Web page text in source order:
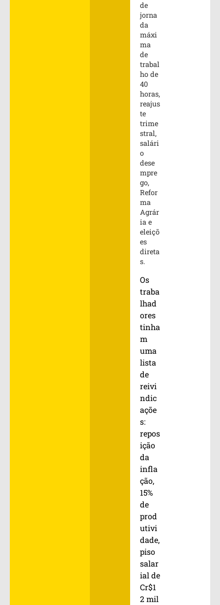
de
jorna
da
máxi
ma
de
trabal
ho de
40
horas,
reajus
te
trime
stral,
salári
o
dese
mpre
go,
Refor
ma
Agrár
ia e
eleiçõ
es
direta
s.
Os
traba
lhad
ores
tinha
m
uma
lista
de
reivi
ndic
açõe
s:
repos
ição
da
infla
ção,
15%
de
prod
utivi
dade,
piso
salar
ial de
Cr$1
2 mil